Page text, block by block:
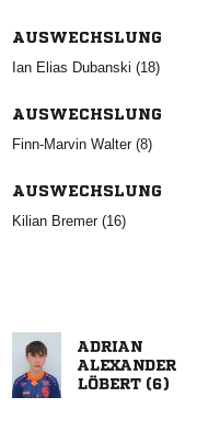
AUSWECHSLUNG
   
AUSWECHSLUNG
  
AUSWECHSLUNG
  


 